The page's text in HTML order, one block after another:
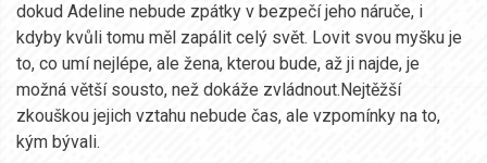
dokud Adeline nebude zpátky v bezpečí jeho náruče, i
kdyby kvůli tomu měl zapálit celý svět. Lovit svou myšku je
to, co umí nejlépe, ale žena, kterou bude, až ji najde, je
možná větší sousto, než dokáže zvládnout.Nejtěžší
zkouškou jejich vztahu nebude čas, ale vzpomínky na to,
kým bývali.